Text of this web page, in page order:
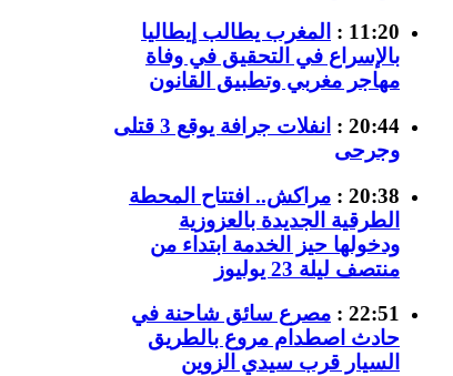
11:20 :
المغرب يطالب إيطاليا
بالإسراع في التحقيق في وفاة
مهاجر مغربي وتطبيق القانون
20:44 :
انفلات جرافة يوقع 3 قتلى
وجرحى
20:38 :
مراكش.. افتتاح المحطة
الطرقية الجديدة بالعزوزية
ودخولها حيز الخدمة ابتداء من
منتصف ليلة 23 يوليوز
22:51 :
مصرع سائق شاحنة في
حادث اصطدام مروع بالطريق
السيار قرب سيدي الزوين